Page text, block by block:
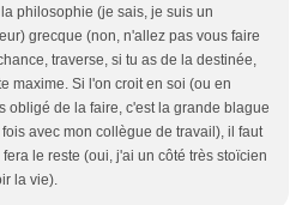
philosophie (je sais, je suis un
grecque (non, n'allez pas vous faire
traverse, si tu as de la destinée,
maxime. Si l'on croit en soi (ou en
obligé de la faire, c'est la grande blague
avec mon collègue de travail), il faut
le reste (oui, j'ai un côté très stoïcien
la vie).